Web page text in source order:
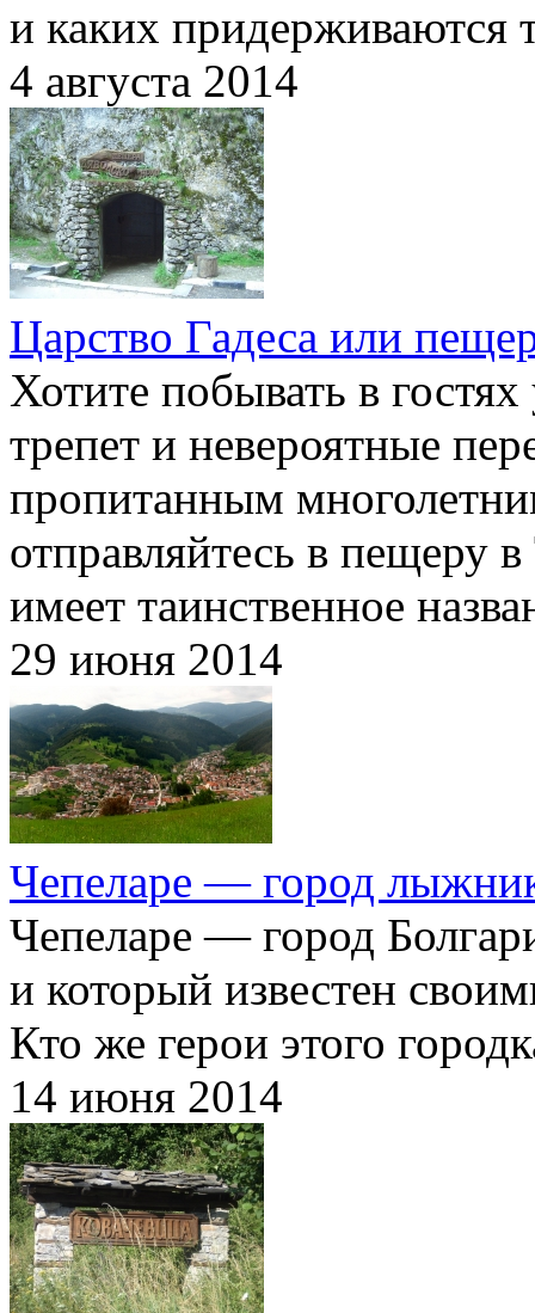
и каких придерживаются
4 августа 2014
Царство Гадеса или
Хотите побывать в
трепет и невероятные
пропитанным
отправляйтесь в пещеру
имеет таинственное
29 июня 2014
Чепеларе — город
Чепеларе — город
и который известен
Кто же герои этого
14 июня 2014